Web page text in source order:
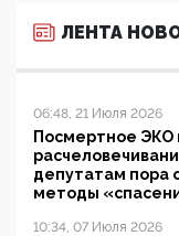
ЛЕНТА
06:48, 21 Июля 2026
Посмертное ЭКО
депутатам пора
методы
10:34, 07 Июля 2026